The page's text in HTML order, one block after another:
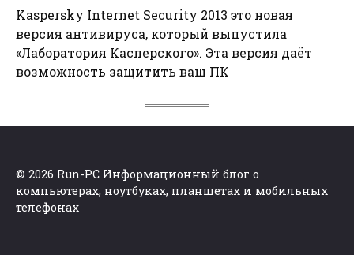
Kaspersky Internet Security 2013 это новая
версия антивируса, который выпустила
«Лаборатория Касперского». Эта версия даёт
возможность защитить ваш ПК
© 2026 Run-PC Информационный блог о
компьютерах, ноутбуках, планшетах и мобильных
телефонах